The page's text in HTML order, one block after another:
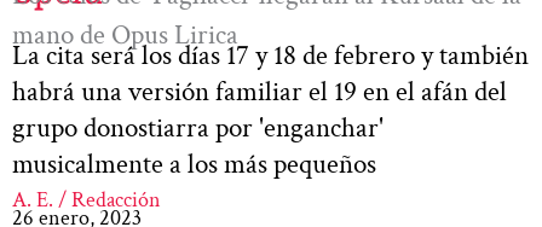
mano de Opus Lirica
La cita será los días 17 y 18 de febrero y también
habrá una versión familiar el 19 en el afán del
grupo donostiarra por 'enganchar'
musicalmente a los más pequeños
A. E. / Redacción
26 enero, 2023